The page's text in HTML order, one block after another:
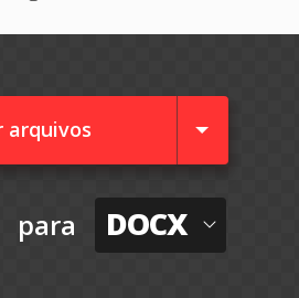
arquivos
para DOCX